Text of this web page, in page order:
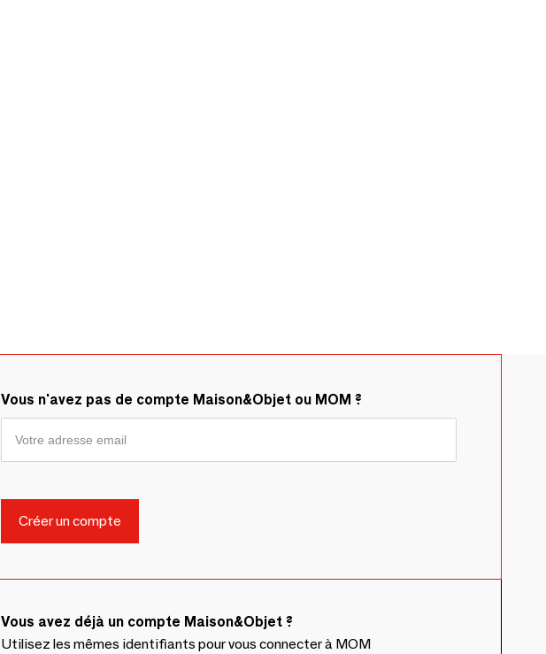
Vous n'avez pas de compte Maison&Objet ou MOM ?
Vous avez déjà un compte Maison&Objet ?
Utilisez les mêmes identifiants pour vous connecter à MOM